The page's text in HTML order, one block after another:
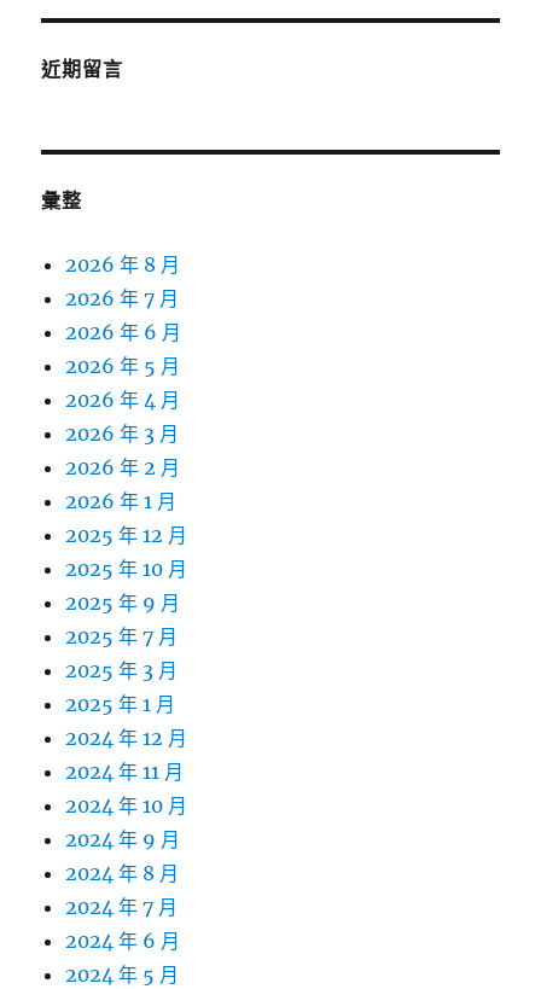
近期留言
彙整
2026 年 8 月
2026 年 7 月
2026 年 6 月
2026 年 5 月
2026 年 4 月
2026 年 3 月
2026 年 2 月
2026 年 1 月
2025 年 12 月
2025 年 10 月
2025 年 9 月
2025 年 7 月
2025 年 3 月
2025 年 1 月
2024 年 12 月
2024 年 11 月
2024 年 10 月
2024 年 9 月
2024 年 8 月
2024 年 7 月
2024 年 6 月
2024 年 5 月